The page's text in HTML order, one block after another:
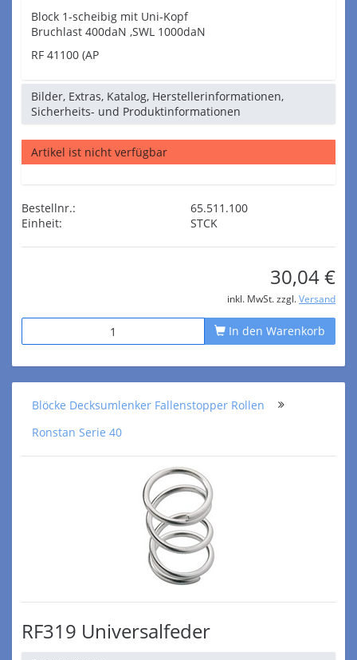
Block 1-scheibig mit Uni-Kopf
Bruchlast 400daN ,SWL 1000daN
RF 41100 (AP
Bilder, Extras, Katalog, Herstellerinformationen,
Sicherheits- und Produktinformationen
Artikel ist nicht verfügbar
Bestellnr.:
65.511.100
Einheit:
STCK
30,04 €
inkl. MwSt. zzgl. Versand
In den Warenkorb
Blöcke Decksumlenker Fallenstopper Rollen
Ronstan Serie 40
RF319 Universalfeder